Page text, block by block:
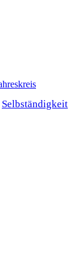
Selbständigkeit